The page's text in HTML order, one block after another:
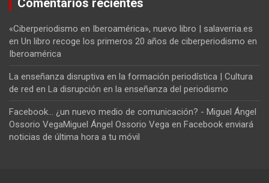
Comentarios recientes
«Ciberperiodismo en Iberoamérica», nuevo libro | salaverria.es
en Un libro recoge los primeros 20 años de ciberperiodismo en
Iberoamérica
La enseñanza disruptiva en la formación periodística | Cultura
de red en La disrupción en la enseñanza del periodismo
Facebook... ¿un nuevo medio de comunicación? - Miguel Ángel
Ossorio VegaMiguel Ángel Ossorio Vega en Facebook enviará
noticias de última hora a tu móvil